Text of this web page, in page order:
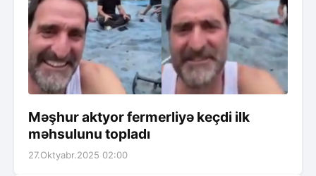
Məşhur aktyor fermerliyə keçdi ilk
məhsulunu topladı
27.Oktyabr.2025 02:00